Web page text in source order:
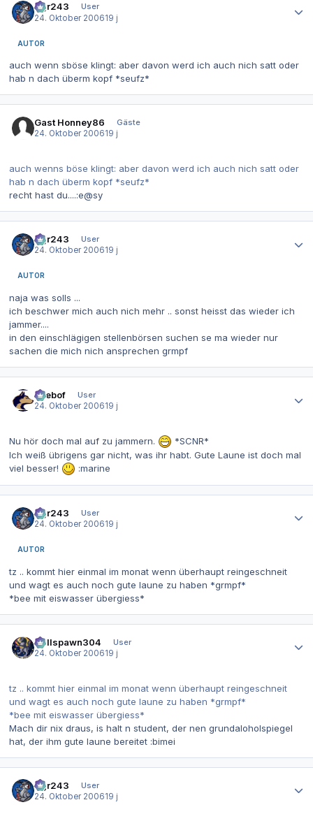
dgr243
User
24. Oktober 200619 j
AUTOR
auch wenn sböse klingt: aber davon werd ich auch nich satt oder
hab n dach überm kopf *seufz*
Gast Honney86
Gäste
24. Oktober 200619 j
auch wenns böse klingt: aber davon werd ich auch nich satt oder
hab n dach überm kopf *seufz*
recht hast du....:e@sy
dgr243
User
24. Oktober 200619 j
AUTOR
naja was solls ...
ich beschwer mich auch nich mehr .. sonst heisst das wieder ich
jammer....
in den einschlägigen stellenbörsen suchen se ma wieder nur
sachen die mich nich ansprechen grmpf
beebof
User
24. Oktober 200619 j
Nu hör doch mal auf zu jammern.
*SCNR*
Ich weiß übrigens gar nicht, was ihr habt. Gute Laune ist doch mal
viel besser!
:marine
dgr243
User
24. Oktober 200619 j
AUTOR
tz .. kommt hier einmal im monat wenn überhaupt reingeschneit
und wagt es auch noch gute laune zu haben *grmpf*
*bee mit eiswasser übergiess*
Hellspawn304
User
24. Oktober 200619 j
tz .. kommt hier einmal im monat wenn überhaupt reingeschneit
und wagt es auch noch gute laune zu haben *grmpf*
*bee mit eiswasser übergiess*
Mach dir nix draus, is halt n student, der nen grundaloholspiegel
hat, der ihm gute laune bereitet :bimei
dgr243
User
24. Oktober 200619 j